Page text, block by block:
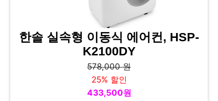
한솔 실속형 이동식 에어컨, HSP-
K2100DY
578,000 원
25% 할인
433,500원